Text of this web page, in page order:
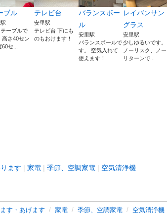
ブル
テーブルで
高さ40セン
セ...
テレビ台
安里駅
テレビ台 下にも
のもおけます！
バランスボー
ル
安里駅
バランスボールで
す。 空気入れて
使えます！
レイバンサン
グラス
安里駅
少しゆるいです。
ノーリスク、ノー
リターンで...
ます 家電 季節、空調家電 空気清浄機
す・あげます 家電 季節、空調家電 空気清浄機